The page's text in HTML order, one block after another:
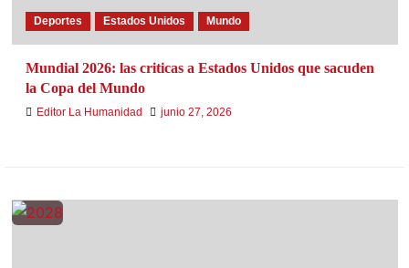
Deportes Estados Unidos Mundo
Mundial 2026: las criticas a Estados Unidos que sacuden
la Copa del Mundo
Editor La Humanidad junio 27, 2026